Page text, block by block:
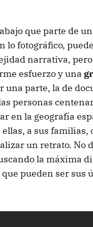
que parte de
lo fotográfico,
narrativa,
esfuerzo y una
una parte, la de
personas
en la geografía
ellas, a sus familias,
un retrato. No
la máxima
pueden ser sus